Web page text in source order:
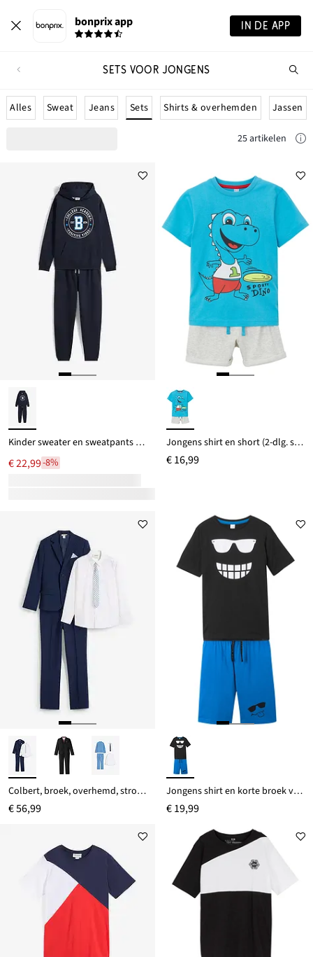
bonprix app IN DE APP
je?
SETS VOOR JONGENS
Alles Sweat Jeans Sets Shirts & overhemden Jassen
25 artikelen
Kinder sweater en sweatpants van zahct katoen (2-dlg. set)
€ 22,99-8%
Jongens shirt en short (2-dlg. set)
€ 16,99
Colbert, broek, overhemd, stropdas (4-dlg. pak)
€ 56,99
Jongens shirt en korte broek van biologisch katoen (2-dlg. set)
€ 19,99